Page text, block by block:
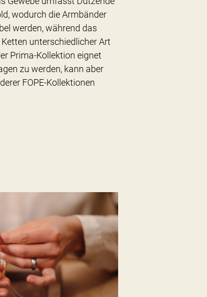
wodurch die Armbänder
werden, während das
unterschiedlicher Art
Prima-Kollektion eignet
zu werden, kann aber
FOPE-Kollektionen